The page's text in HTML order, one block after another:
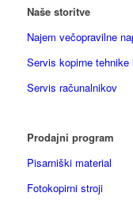
Naše storitve
Najem večopravilne
Servis kopirne
Servis računalnikov
Prodajni program
Pisarniški material
Fotokopirni stroji